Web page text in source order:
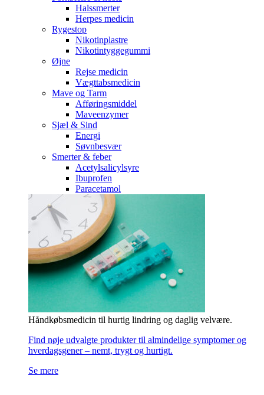
Halssmerter
Herpes medicin
Rygestop
Nikotinplastre
Nikotintyggegummi
Øjne
Rejse medicin
Vægttabsmedicin
Mave og Tarm
Afføringsmiddel
Maveenzymer
Sjæl & Sind
Energi
Søvnbesvær
Smerter & feber
Acetylsalicylsyre
Ibuprofen
Paracetamol
Håndkøbsmedicin til hurtig lindring og daglig velvære.
Find nøje udvalgte produkter til almindelige symptomer og
hverdagsgener – nemt, trygt og hurtigt.
Se mere